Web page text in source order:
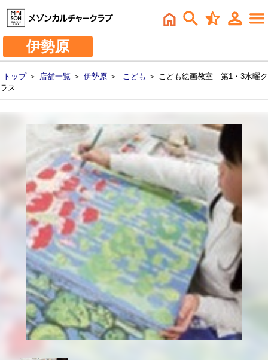
伊勢原
トップ＞ 店舗一覧 ＞ 伊勢原 ＞ こども ＞ こども絵画教室 第1・3水曜ク
ラス